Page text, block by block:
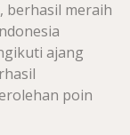
berhasil meraih
ajang
poin